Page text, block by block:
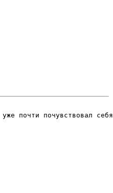
почти